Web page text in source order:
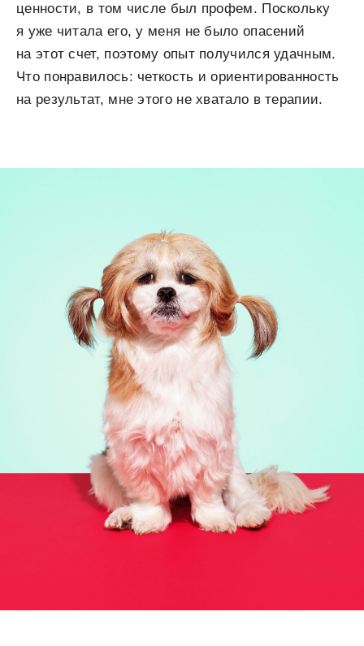
ценности, в том числе был профем. Поскольку
я уже читала его, у меня не было опасений
на этот счет, поэтому опыт получился удачным.
Что понравилось: четкость и ориентированность
на результат, мне этого не хватало в терапии.